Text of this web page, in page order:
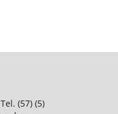
(57) (5)